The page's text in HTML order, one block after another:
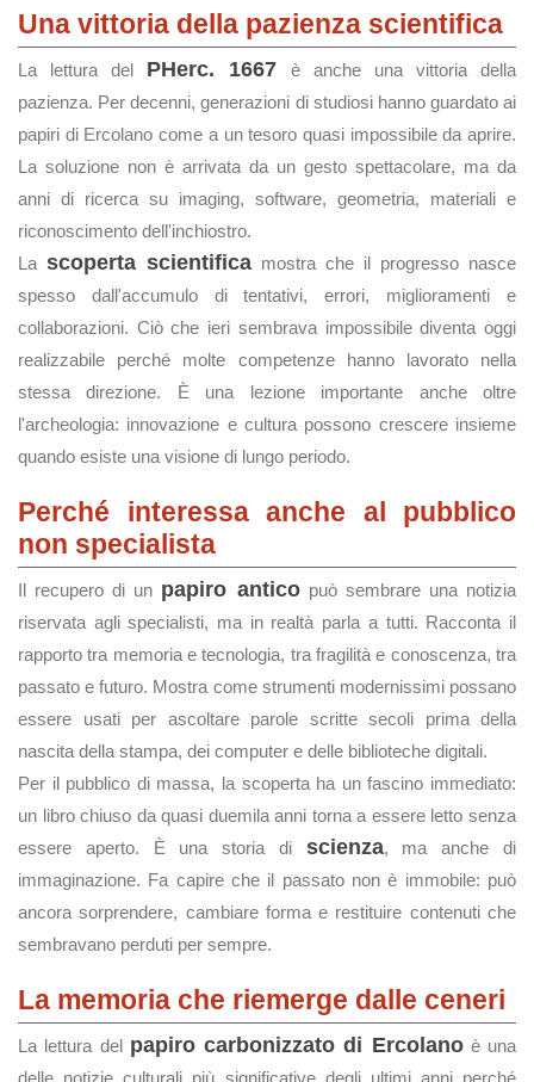
Una vittoria della pazienza scientifica
La lettura del PHerc. 1667 è anche una vittoria della
pazienza. Per decenni, generazioni di studiosi hanno guardato ai
papiri di Ercolano come a un tesoro quasi impossibile da aprire.
La soluzione non è arrivata da un gesto spettacolare, ma da
anni di ricerca su imaging, software, geometria, materiali e
riconoscimento dell'inchiostro.
La scoperta scientifica mostra che il progresso nasce
spesso dall'accumulo di tentativi, errori, miglioramenti e
collaborazioni. Ciò che ieri sembrava impossibile diventa oggi
realizzabile perché molte competenze hanno lavorato nella
stessa direzione. È una lezione importante anche oltre
l'archeologia: innovazione e cultura possono crescere insieme
quando esiste una visione di lungo periodo.
Perché interessa anche al pubblico
non specialista
Il recupero di un papiro anticopuò sembrare una notizia
riservata agli specialisti, ma in realtà parla a tutti. Racconta il
rapporto tra memoria e tecnologia, tra fragilità e conoscenza, tra
passato e futuro. Mostra come strumenti modernissimi possano
essere usati per ascoltare parole scritte secoli prima della
nascita della stampa, dei computer e delle biblioteche digitali.
Per il pubblico di massa, la scoperta ha un fascino immediato:
un libro chiuso da quasi duemila anni torna a essere letto senza
essere aperto. È una storia di scienza, ma anche di
immaginazione. Fa capire che il passato non è immobile: può
ancora sorprendere, cambiare forma e restituire contenuti che
sembravano perduti per sempre.
La memoria che riemerge dalle ceneri
La lettura del papiro carbonizzato di Ercolanoè una
delle notizie culturali più significative degli ultimi anni perché